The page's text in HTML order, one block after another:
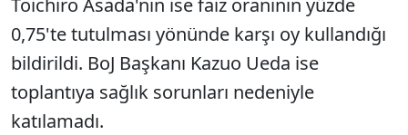
Toichiro Asada'nın ise faiz oranının yüzde
0,75'te tutulması yönünde karşı oy kullandığı
bildirildi. BoJ Başkanı Kazuo Ueda ise
toplantıya sağlık sorunları nedeniyle
katılamadı.